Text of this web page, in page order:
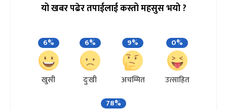
यो खबर पढेर तपाईलाई कस्तो महसुस भयो ?
6%
खुसी
6%
दुःखी
9%
अचम्मित
0%
उत्साहित
78%